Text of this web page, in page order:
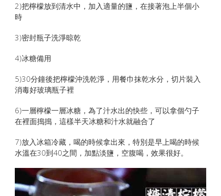
2)把檸檬放到清水中，加入適量的鹽，在接著泡上半個小
時
3)密封瓶子洗淨晾乾
4)冰糖備用
5)30分鐘後把檸檬沖洗乾淨，用餐巾抹乾水分，切片裝入
消毒好玻璃瓶子裡
6)一層檸檬一層冰糖，為了汁水出的快些，可以拿個勺子
在裡面搗搗，這樣半天冰糖和汁水就融合了
7)放入冰箱冷藏，喝的時候拿出來，特別是早上喝的時候
水溫在30到40之間，加點淡鹽，空腹喝，效果很好。